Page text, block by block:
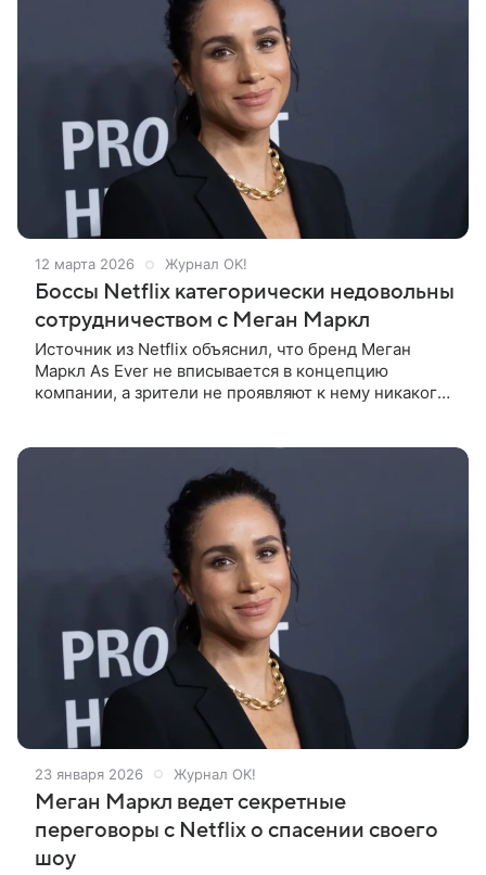
12 марта 2026 Журнал OK!
Боссы Netflix категорически недовольны
сотрудничеством с Меган Маркл
Источник из Netflix объяснил, что бренд Меган
Маркл As Ever не вписывается в концепцию
компании, а зрители не проявляют к нему никакого
23 января 2026 Журнал OK!
Меган Маркл ведет секретные
переговоры с Netflix о спасении своего
шоу